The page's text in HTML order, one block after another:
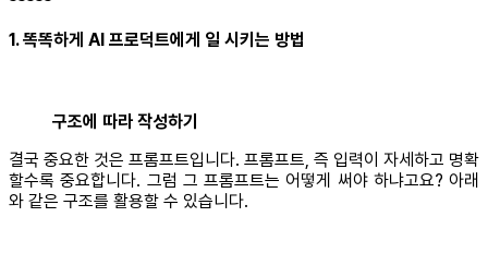
1. 똑똑하게 AI 프로덕트에게 일 시키는 방법
구조에 따라 작성하기
결국 중요한 것은 프롬프트입니다. 프롬프트, 즉 입력이 자세하고 명확
할수록 중요합니다. 그럼 그 프롬프트는 어떻게 써야 하냐고요? 아래
와 같은 구조를 활용할 수 있습니다.